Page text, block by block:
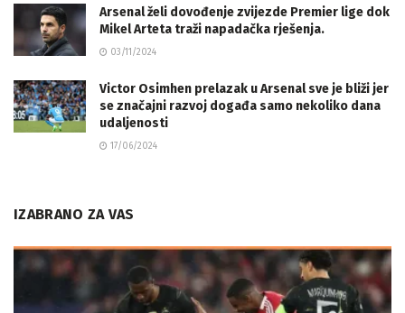
Arsenal želi dovođenje zvijezde Premier lige dok
Mikel Arteta traži napadačka rješenja.
03/11/2024
Victor Osimhen prelazak u Arsenal sve je bliži jer
se značajni razvoj događa samo nekoliko dana
udaljenosti
17/06/2024
IZABRANO ZA VAS